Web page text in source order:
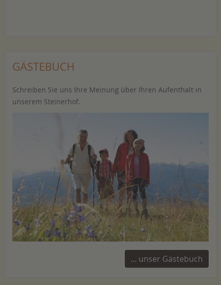
GÄSTEBUCH
Schreiben Sie uns Ihre Meinung über Ihren Aufenthalt in
unserem Steinerhof.
... unser Gästebuch